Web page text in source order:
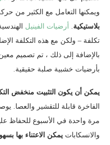
ويمكنها التعامل مع الكثير من
بلاستيكية. أرضيات الفينيل
تكلفة – ولكن مع هذه التكلفة
بأرضيات خشبية صلبة حقيقية.
يمكن أن يكون التثبيت منخفض
الفاخرة قابلة للتقشير والعصا.
مرة واحدة في الأسبوع للحفاظ
والانسكابات يمكن الاعتناء بها